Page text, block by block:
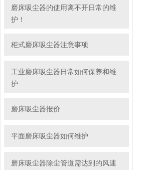
磨床吸尘器的使用离不开日常的维
护！
柜式磨床吸尘器注意事项
工业磨床吸尘器日常如何保养和维
护
磨床吸尘器报价
平面磨床吸尘器如何维护
磨床吸尘器除尘管道需达到的风速